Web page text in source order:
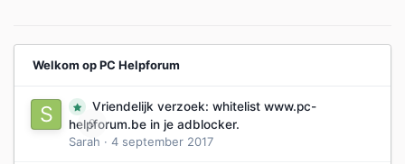
Welkom op PC Helpforum
0
Vriendelijk verzoek: whitelist www.pc-
helpforum.be in je adblocker.
Sarah · 4 september 2017